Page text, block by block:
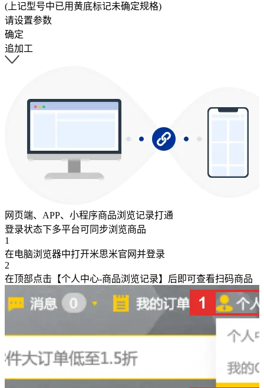
(上记型号中已用黄底标记未确定规格)
请设置参数
确定
追加工
网页端、APP、小程序商品浏览记录打通
登录状态下多平台可同步浏览商品
1
在电脑浏览器中打开米思米官网并登录
2
在顶部点击【个人中心-商品浏览记录】后即可查看扫码商品